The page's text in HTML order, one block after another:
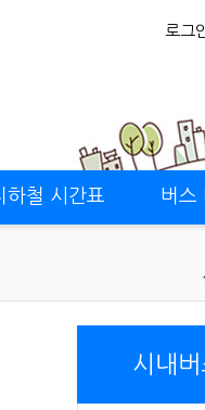
로그
하철 시간표 버스
시내